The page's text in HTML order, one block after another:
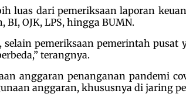
luas dari pemeriksaan laporan
OJK, LPS, hingga BUMN.
pemeriksaan pemerintah
terangnya.
anggaran penanganan pandemi
anggaran, khususnya di jaring